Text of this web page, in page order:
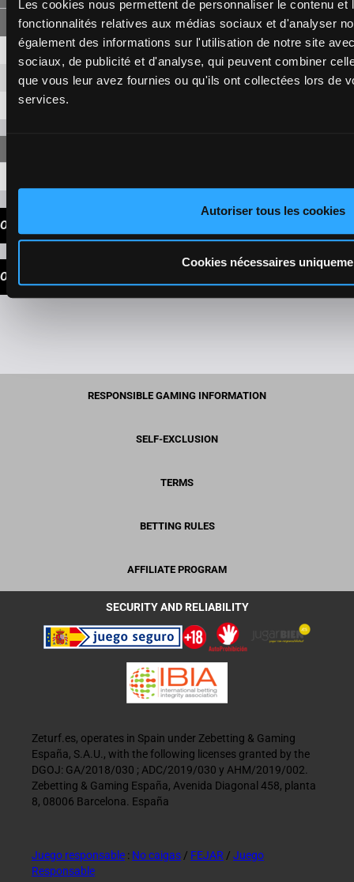
Les cookies nous permettent de personnaliser le contenu
fonctionnalités relatives aux médias sociaux et d'analyser
également des informations sur l'utilisation de notre site
sociaux, de publicité et d'analyse, qui peuvent combiner
que vous leur avez fournies ou qu'ils ont collectées lors de
services.
Autoriser tous les cookies
Cookies nécessaires
4-6 5,80 € 2,80 €
4-1 12,80 €
6-1
OUR TIPS
OUR CHOICE
RESPONSIBLE GAMING INFORMATION
SELF-EXCLUSION
TERMS
BETTING RULES
AFFILIATE PROGRAM
SECURITY AND RELIABILITY
Zeturf.es, operates in Spain under Zebetting & Gaming
España, S.A.U., with the following licenses granted by the
DGOJ: GA/2018/030 ; ADC/2019/030 y AHM/2019/002.
Zebetting & Gaming España, Avenida Diagonal 458, planta
8, 08006 Barcelona. España
Juego responsable : No caigas / FEJAR / Juego
Responsable